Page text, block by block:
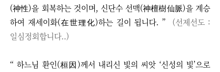
(神性)을 회복하는 것이며, 신단수 선맥(神檀樹仙脈)을 계승
하여 재세이화(在世理化)하는 길이 됩니다. ”
(선제선도 :
일심정회합니다..)
“ 하느님 환인(桓因)께서 내리신 빛의 씨앗 ‘신성의 빛’으로